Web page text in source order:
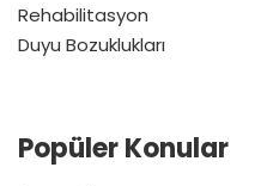
Rehabilitasyon
Duyu Bozuklukları
Popüler Konular